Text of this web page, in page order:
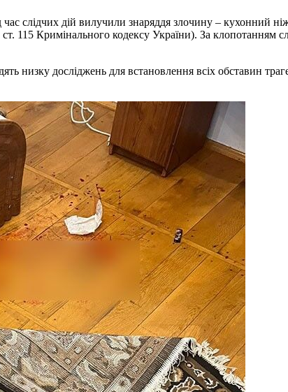
слідчих дій вилучили знаряддя злочину – кухонний
115 Кримінального кодексу України). За клопотанням
низку досліджень для встановлення всіх обставин